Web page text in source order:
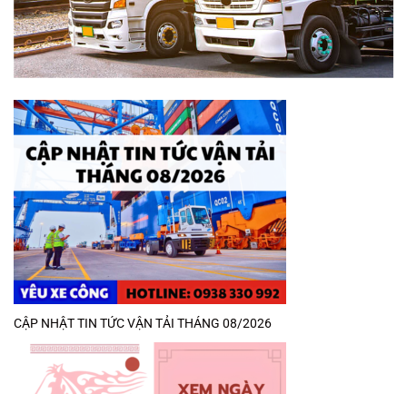
CẬP NHẬT TIN TỨC VẬN TẢI THÁNG 08/2026